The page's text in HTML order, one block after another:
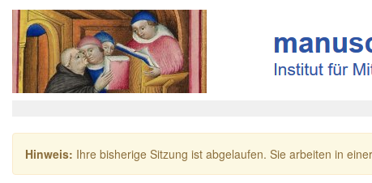
Hinweis: Ihre bisherige Sitzung ist abgelaufen. Sie arbeiten in